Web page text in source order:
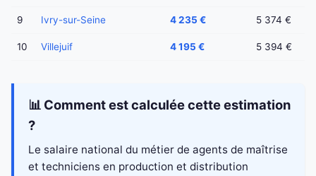
9 Ivry-sur-Seine 4 235 € 5 374 €
10 Villejuif 4 195 € 5 394 €
📊 Comment est calculée cette estimation
?
Le salaire national du métier de agents de maîtrise
et techniciens en production et distribution